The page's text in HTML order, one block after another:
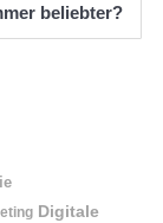
beliebter?
Digitale